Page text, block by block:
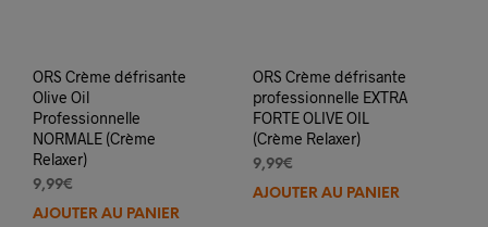
ORS Crème défrisante
Olive Oil
Professionnelle
NORMALE (Crème
Relaxer)
9,99€
AJOUTER AU PANIER
ORS Crème défrisante
professionnelle EXTRA
FORTE OLIVE OIL
(Crème Relaxer)
9,99€
AJOUTER AU PANIER